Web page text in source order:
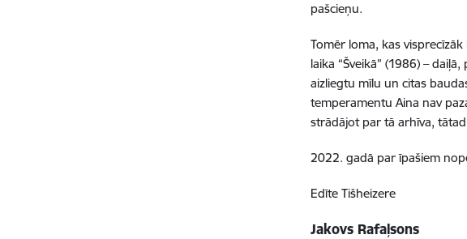
pašcieņu.
Tomēr loma, kas
laika “Šveikā” (1986) –
aizliegtu mīlu un citas
temperamentu Aina nav
strādājot par tā arhīva,
2022. gadā par īpašiem
Edīte Tišheizere
Jakovs Rafaļsons